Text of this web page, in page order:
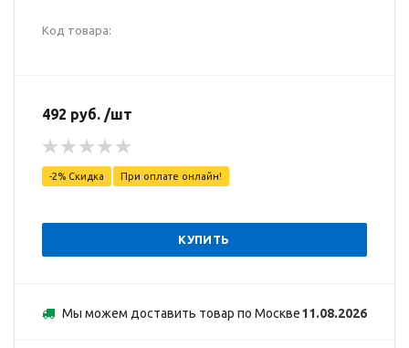
Код товара:
492 руб. /шт
-2% Скидка При оплате онлайн!
КУПИТЬ
Мы можем доставить товар по Москве11.08.2026